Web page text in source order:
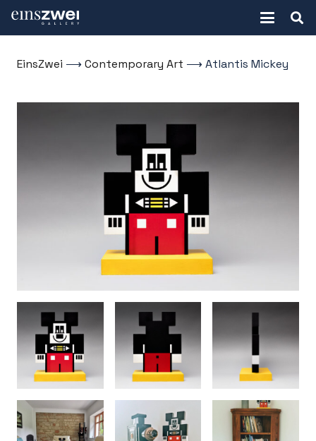
EinsZwei ⟶Contemporary Art ⟶Atlantis Mickey